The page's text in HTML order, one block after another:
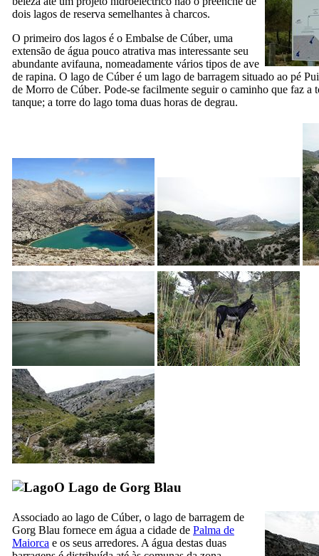
dois lagos de reserva semelhantes à charcos.
O primeiro dos lagos é o Embalse de Cúber, uma
extensão de água pouco atrativa mas interessante seu
abundante avifauna, nomeadamente vários tipos de ave
de rapina. O lago de Cúberé um lago de barragem situado ao pé
de Morro de Cúber. Pode-se facilmente seguir o caminho que faz a
tanque; a torre do lago toma duas horas de degrau.
O Lago de Gorg Blau
Associado ao lago de Cúber, o lago de barragem de
Gorg Blau fornece em água a cidade de Palma de
Maiorca e os seus arredores. A água destas duas